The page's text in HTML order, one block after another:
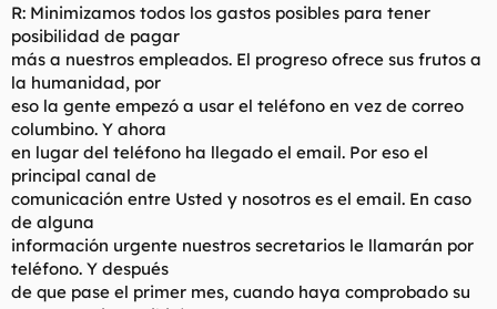
R: Minimizamos todos los gastos posibles para tener
posibilidad de pagar
más a nuestros empleados. El progreso ofrece sus frutos a
la humanidad, por
eso la gente empezó a usar el teléfono en vez de correo
columbino. Y ahora
en lugar del teléfono ha llegado el email. Por eso el
principal canal de
comunicación entre Usted y nosotros es el email. En caso
de alguna
información urgente nuestros secretarios le llamarán por
teléfono. Y después
de que pase el primer mes, cuando haya comprobado su